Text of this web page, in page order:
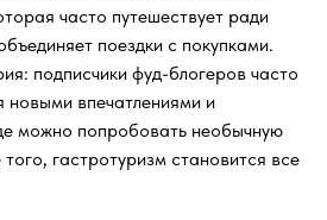
часто путешествует ради
поездки с покупками.
подписчики фуд-блогеров часто
новыми впечатлениями и
можно попробовать необычную
гастротуризм становится все